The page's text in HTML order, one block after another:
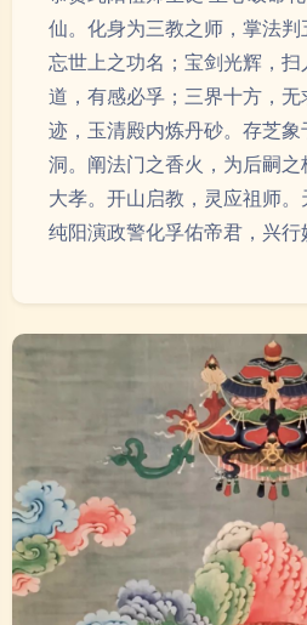
仙。化身为三教之师，掌法判
忘世上之功名；宝剑光辉，
道，有感必孚；三界十方，
迹，玉清殿内炼丹砂。存芝
洞。阐法门之香火，为后嗣
大孝。开山启教，灵应祖师。
纯阳演政警化孚佑帝君，兴